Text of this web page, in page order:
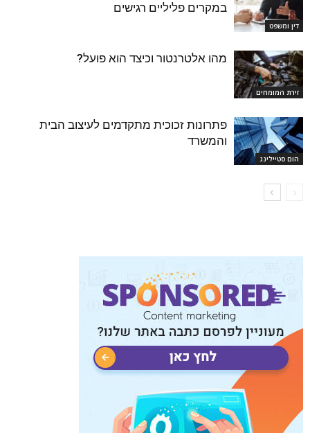
דין ומשפט
במקרים פליליים רגישים
זירת המומחים
מהו אלטרנטור וכיצד הוא פועל?
הום סטיילינג
פתרונות זכוכית מתקדמים לעיצוב הבית
והמשרד